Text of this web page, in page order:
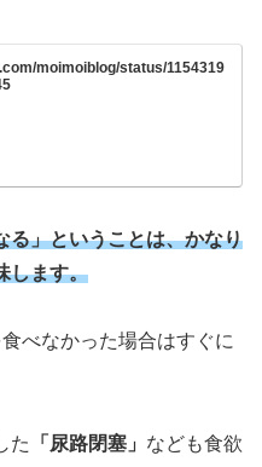
moimoiblog/status/1154319
る」ということは、かなり
します。
べなかった場合はすぐに
た 「尿路閉塞」 なども食欲